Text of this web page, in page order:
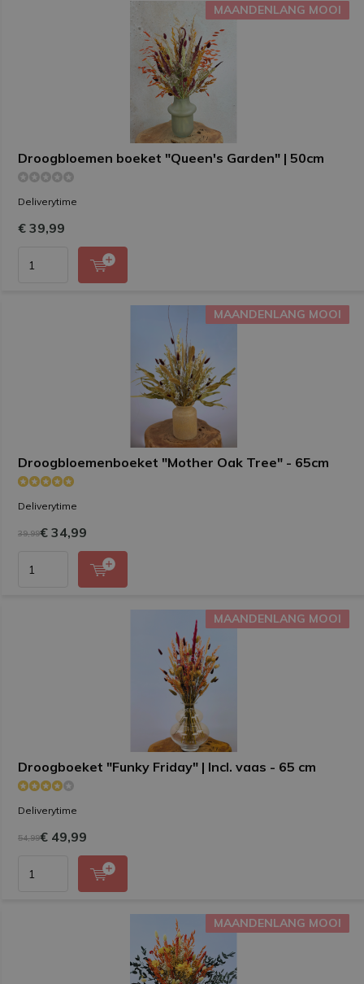
Droogbloemen boeket "Queen's Garden" | 50cm
Deliverytime
MAANDENLANG MOOI
€ 39,99
MAANDENLANG MOOI
Droogbloemenboeket "Mother Oak Tree" - 65cm
Deliverytime
MAANDENLANG MOOI
39,99€ 34,99
MAANDENLANG MOOI
Droogboeket "Funky Friday" | Incl. vaas - 65 cm
Deliverytime
MAANDENLANG MOOI
54,99€ 49,99
MAANDENLANG MOOI
MAANDENLANG MOOI
MAANDENLANG MOOI